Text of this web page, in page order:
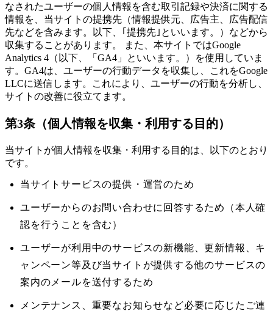
なされたユーザーの個人情報を含む取引記録や決済に関する
情報を、当サイトの提携先（情報提供元、広告主、広告配信
先などを含みます。以下、｢提携先｣といいます。）などから
収集することがあります。 また、本サイトではGoogle
Analytics 4（以下、「GA4」といいます。）を使用していま
す。GA4は、ユーザーの行動データを収集し、これをGoogle
LLCに送信します。これにより、ユーザーの行動を分析し、
サイトの改善に役立てます。
第3条（個人情報を収集・利用する目的）
当サイトが個人情報を収集・利用する目的は、以下のとおり
です。
当サイトサービスの提供・運営のため
ユーザーからのお問い合わせに回答するため（本人確
認を行うことを含む）
ユーザーが利用中のサービスの新機能、更新情報、キ
ャンペーン等及び当サイトが提供する他のサービスの
案内のメールを送付するため
メンテナンス、重要なお知らせなど必要に応じたご連